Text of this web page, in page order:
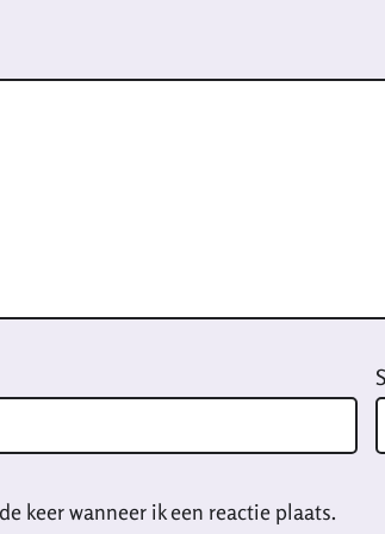
keer wanneer ik een reactie plaats.